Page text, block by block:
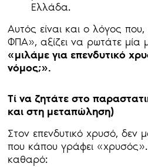
Ελλάδα.
Αυτός είναι και ο λόγος
ΦΠΑ», αξίζει να ρωτάτε μία
«μιλάμε για επενδυτικό
νόμος;».
Τί να ζητάτε στο
και στη μεταπώληση)
Στον επενδυτικό χρυσό, δεν
που κάπου γράφει
καθαρό: